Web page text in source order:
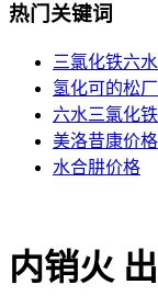
热门关键词
三氯化铁六水
氢化可的松
六水三氯化铁
美洛昔康价格
水合肼价格
内销火